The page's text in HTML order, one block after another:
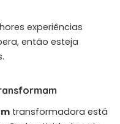
experiências
então esteja
transformadora está